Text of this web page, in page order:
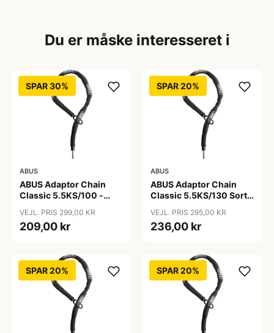
Du er måske interesseret i
SPAR 30%
ABUS
ABUS Adaptor Chain
Classic 5.5KS/100 -
VEJL. PRIS 299,00 KR
209,00 kr
SPAR 20%
ABUS
ABUS Adaptor Chain
Classic 5.5KS/130 Sort -
VEJL. PRIS 295,00 KR
236,00 kr
SPAR 20% SPAR 20%